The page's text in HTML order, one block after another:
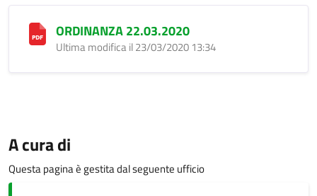
ORDINANZA 22.03.2020
Ultima modifica il 23/03/2020 13:34
A cura di
Questa pagina è gestita dal seguente ufficio